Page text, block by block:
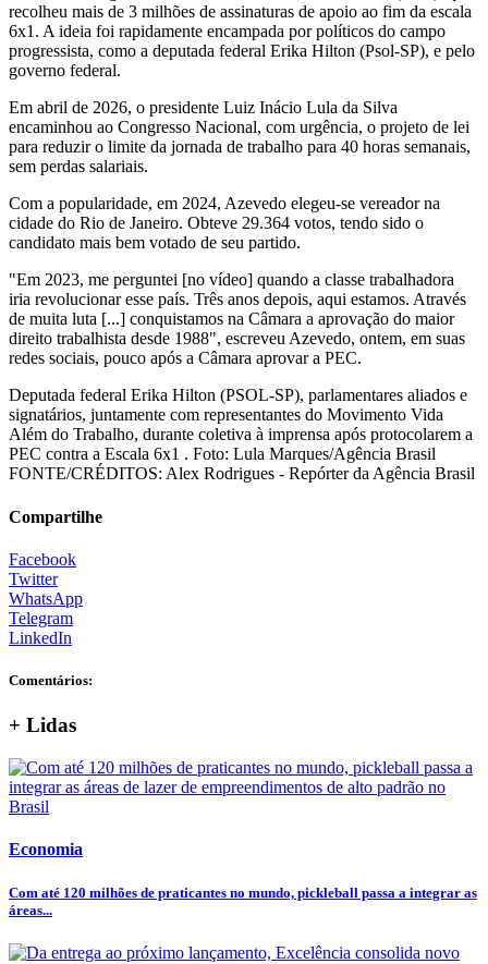
recolheu mais de 3 milhões de assinaturas de apoio ao fim da escala
6x1. A ideia foi rapidamente encampada por políticos do campo
progressista, como a deputada federal Erika Hilton (Psol-SP), e pelo
governo federal.
Em abril de 2026, o presidente Luiz Inácio Lula da Silva
encaminhou ao Congresso Nacional, com urgência, o projeto de lei
para reduzir o limite da jornada de trabalho para 40 horas semanais,
sem perdas salariais.
Com a popularidade, em 2024, Azevedo elegeu-se vereador na
cidade do Rio de Janeiro. Obteve 29.364 votos, tendo sido o
candidato mais bem votado de seu partido.
"Em 2023, me perguntei [no vídeo] quando a classe trabalhadora
iria revolucionar esse país. Três anos depois, aqui estamos. Através
de muita luta [...] conquistamos na Câmara a aprovação do maior
direito trabalhista desde 1988", escreveu Azevedo, ontem, em suas
redes sociais, pouco após a Câmara aprovar a PEC.
Deputada federal Erika Hilton (PSOL-SP), parlamentares aliados e
signatários, juntamente com representantes do Movimento Vida
Além do Trabalho, durante coletiva à imprensa após protocolarem a
PEC contra a Escala 6x1 . Foto: Lula Marques/Agência Brasil
FONTE/CRÉDITOS: Alex Rodrigues - Repórter da Agência Brasil
Compartilhe
Facebook
Twitter
WhatsApp
Telegram
LinkedIn
Comentários:
+ Lidas
Economia
Com até 120 milhões de praticantes no mundo, pickleball passa a integrar as
áreas...